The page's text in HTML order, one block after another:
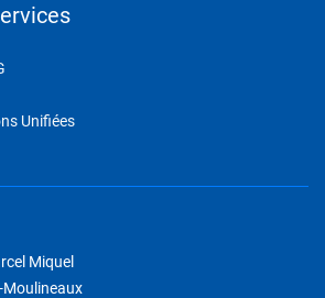
Unifiées
Miquel
Moulineaux